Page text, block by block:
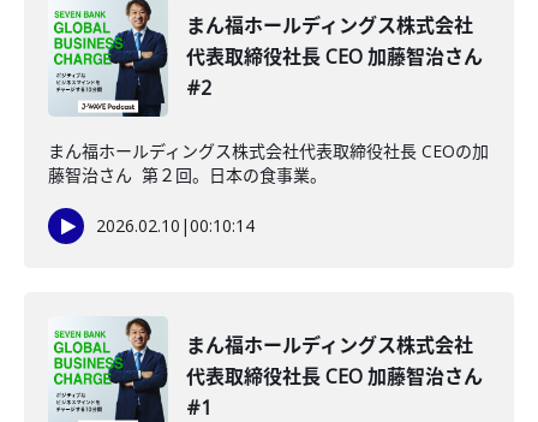
まん福ホールディングス株式会社
代表取締役社長 CEO 加藤智治さん
#2
まん福ホールディングス株式会社代表取締役社長 CEOの加
藤智治さん 第２回。日本の食事業。
2026.02.10 |00:10:14
まん福ホールディングス株式会社
代表取締役社長 CEO 加藤智治さん
#1